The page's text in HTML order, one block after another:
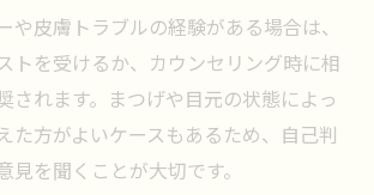
や皮膚トラブルの経験がある場合は、
トを受けるか、カウンセリング時に相
されます。まつげや目元の状態によっ
た方がよいケースもあるため、自己判
見を聞くことが大切です。